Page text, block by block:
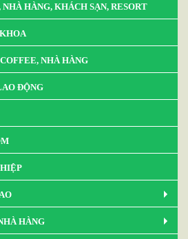
NHÀ HÀNG, KHÁCH SẠN, RESORT
NHÀ HÀNG
ĐỘNG
HÀNG